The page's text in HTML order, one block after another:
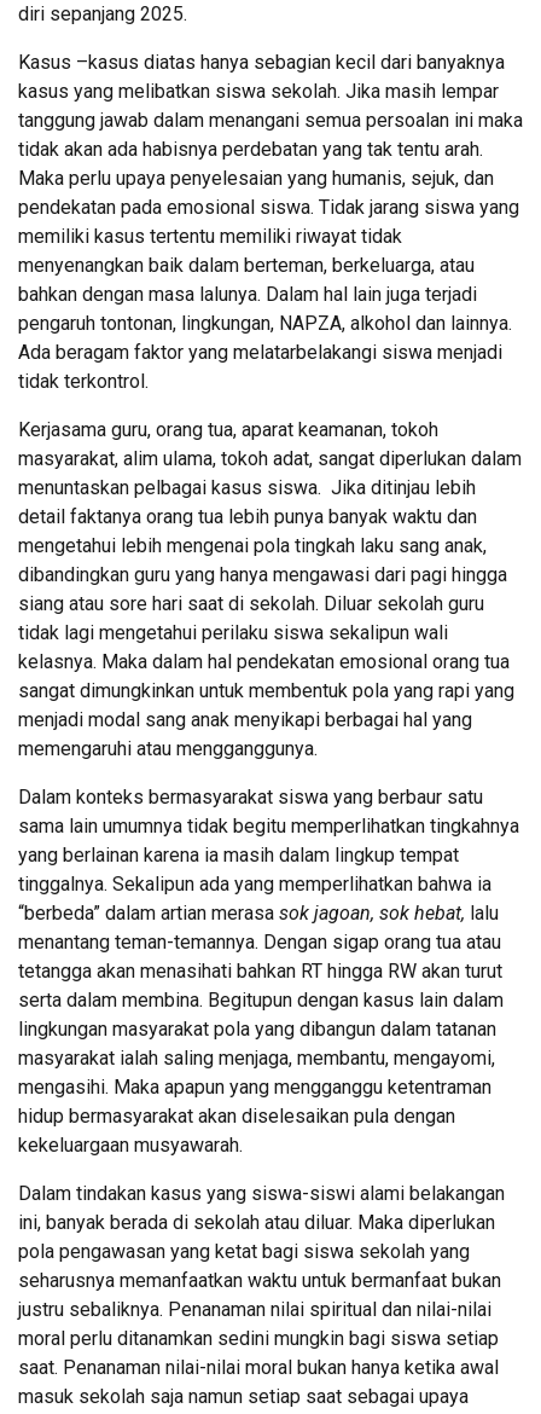
diri sepanjang 2025.
Kasus –kasus diatas hanya sebagian kecil dari banyaknya
kasus yang melibatkan siswa sekolah. Jika masih lempar
tanggung jawab dalam menangani semua persoalan ini maka
tidak akan ada habisnya perdebatan yang tak tentu arah.
Maka perlu upaya penyelesaian yang humanis, sejuk, dan
pendekatan pada emosional siswa. Tidak jarang siswa yang
memiliki kasus tertentu memiliki riwayat tidak
menyenangkan baik dalam berteman, berkeluarga, atau
bahkan dengan masa lalunya. Dalam hal lain juga terjadi
pengaruh tontonan, lingkungan, NAPZA, alkohol dan lainnya.
Ada beragam faktor yang melatarbelakangi siswa menjadi
tidak terkontrol.
Kerjasama guru, orang tua, aparat keamanan, tokoh
masyarakat, alim ulama, tokoh adat, sangat diperlukan dalam
menuntaskan pelbagai kasus siswa. Jika ditinjau lebih
detail faktanya orang tua lebih punya banyak waktu dan
mengetahui lebih mengenai pola tingkah laku sang anak,
dibandingkan guru yang hanya mengawasi dari pagi hingga
siang atau sore hari saat di sekolah. Diluar sekolah guru
tidak lagi mengetahui perilaku siswa sekalipun wali
kelasnya. Maka dalam hal pendekatan emosional orang tua
sangat dimungkinkan untuk membentuk pola yang rapi yang
menjadi modal sang anak menyikapi berbagai hal yang
memengaruhi atau mengganggunya.
Dalam konteks bermasyarakat siswa yang berbaur satu
sama lain umumnya tidak begitu memperlihatkan tingkahnya
yang berlainan karena ia masih dalam lingkup tempat
tinggalnya. Sekalipun ada yang memperlihatkan bahwa ia
“berbeda” dalam artian merasa sok jagoan, sok hebat, lalu
menantang teman-temannya. Dengan sigap orang tua atau
tetangga akan menasihati bahkan RT hingga RW akan turut
serta dalam membina. Begitupun dengan kasus lain dalam
lingkungan masyarakat pola yang dibangun dalam tatanan
masyarakat ialah saling menjaga, membantu, mengayomi,
mengasihi. Maka apapun yang mengganggu ketentraman
hidup bermasyarakat akan diselesaikan pula dengan
kekeluargaan musyawarah.
Dalam tindakan kasus yang siswa-siswi alami belakangan
ini, banyak berada di sekolah atau diluar. Maka diperlukan
pola pengawasan yang ketat bagi siswa sekolah yang
seharusnya memanfaatkan waktu untuk bermanfaat bukan
justru sebaliknya. Penanaman nilai spiritual dan nilai-nilai
moral perlu ditanamkan sedini mungkin bagi siswa setiap
saat. Penanaman nilai-nilai moral bukan hanya ketika awal
masuk sekolah saja namun setiap saat sebagai upaya